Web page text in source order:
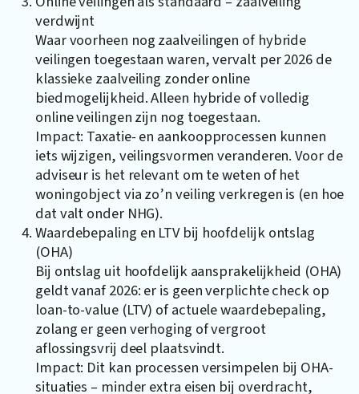
verdwijnt
Waar voorheen nog zaalveilingen of hybride
veilingen toegestaan waren, vervalt per 2026 de
klassieke zaalveiling zonder online
biedmogelijkheid. Alleen hybride of volledig
online veilingen zijn nog toegestaan.
Impact: Taxatie- en aankoopprocessen kunnen
iets wijzigen, veilingsvormen veranderen. Voor de
adviseur is het relevant om te weten of het
woningobject via zo’n veiling verkregen is (en hoe
dat valt onder NHG).
Waardebepaling en LTV bij hoofdelijk ontslag
(OHA)
Bij ontslag uit hoofdelijk aansprakelijkheid (OHA)
geldt vanaf 2026: er is geen verplichte check op
loan-to-value (LTV) of actuele waardebepaling,
zolang er geen verhoging of vergroot
aflossingsvrij deel plaatsvindt.
Impact: Dit kan processen versimpelen bij OHA-
situaties – minder extra eisen bij overdracht,